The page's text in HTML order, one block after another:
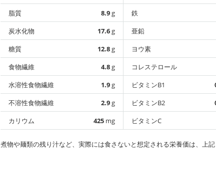
脂質
8.9g
炭水化物
17.6g
糖質
12.8g
食物繊維
4.8g
水溶性食物繊維
1.9g
不溶性食物繊維
2.9g
カリウム
425 mg
鉄
亜鉛
ヨウ素
コレステロール
ビタミンB1
ビタミンB2
ビタミンC
煮物や麺類の残り汁など、実際には食さないと想定される栄養価は、上記